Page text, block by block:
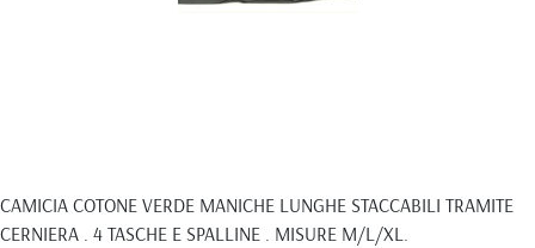
CAMICIA COTONE VERDE MANICHE LUNGHE STACCABILI TRAMITE
CERNIERA . 4 TASCHE E SPALLINE . MISURE M/L/XL.